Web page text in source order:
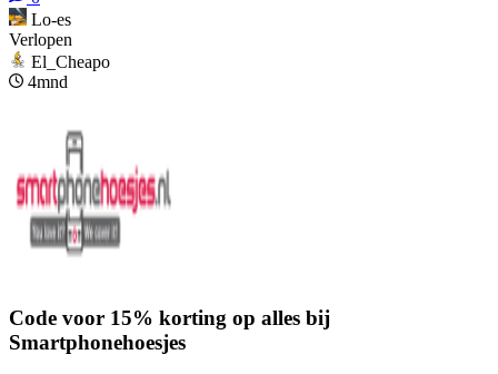
Lo-es
Verlopen
El_Cheapo
4mnd
Code voor 15% korting op alles bij
Smartphonehoesjes